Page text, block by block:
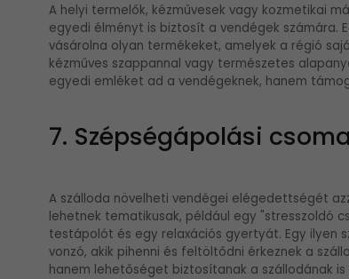
A helyi termelők, kézművesek vagy kozmetikai
egyedi élményt is biztosít a vendégek számára.
vásárolna olyan termékeket, amelyek a régió
kézműves szappannal vagy természetes
egyedi emléket ad a vendégeknek, hanem
7. Szépségápolási
A szálloda növelheti vendégei elégedettségét
lehetnek tematikusak, például egy "stresszoldó
testápolót és egy relaxációs gyertyát. Egy ilyen
vonzó, akik pihenni és feltöltődni érkeznek a
hanem lehetőséget biztosítanak a szállodának